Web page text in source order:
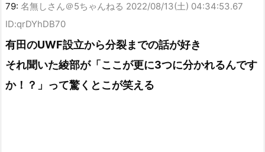
79: 名無しさん＠5ちゃんねる 2022/08/13(土) 04:34:53.67
ID:qrDYhDB70
有田のUWF設立から分裂までの話が好き
それ聞いた綾部が「ここが更に3つに分かれるんです
か！？」って驚くとこが笑える